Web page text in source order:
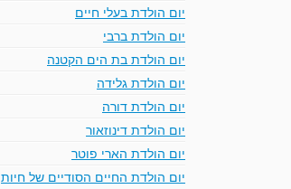
יום הולדת בעלי חיים
יום הולדת ברבי
יום הולדת בת הים הקטנה
יום הולדת גלידה
יום הולדת דורה
יום הולדת דינוזאור
יום הולדת הארי פוטר
יום הולדת החיים הסודיים של חיות